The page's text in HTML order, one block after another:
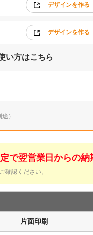
デザインを作る
デザインを作る
い方はこちら
）
で翌営業日からの納
確認ください。
片面印刷